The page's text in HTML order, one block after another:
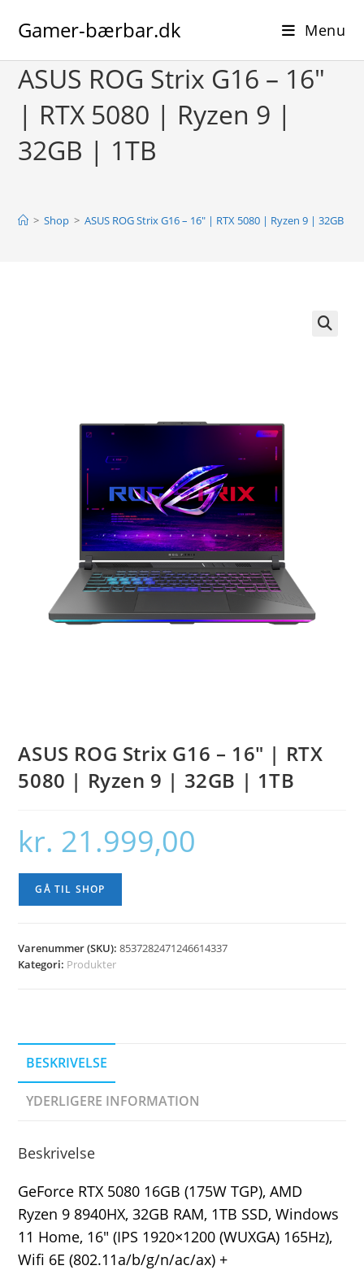
Gamer-bærbar.dk Menu
ASUS ROG Strix G16 – 16″
| RTX 5080 | Ryzen 9 |
32GB | 1TB
> Shop > ASUS ROG Strix G16 – 16″ | RTX 5080 | Ryzen 9 | 32GB |
ASUS ROG Strix G16 – 16″ | RTX
5080 | Ryzen 9 | 32GB | 1TB
kr. 21.999,00
GÅ TIL SHOP
Varenummer (SKU):8537282471246614337
Kategori: Produkter
BESKRIVELSE
YDERLIGERE INFORMATION
Beskrivelse
GeForce RTX 5080 16GB (175W TGP), AMD
Ryzen 9 8940HX, 32GB RAM, 1TB SSD, Windows
11 Home, 16″ (IPS 1920×1200 (WUXGA) 165Hz),
Wifi 6E (802.11a/b/g/n/ac/ax) +